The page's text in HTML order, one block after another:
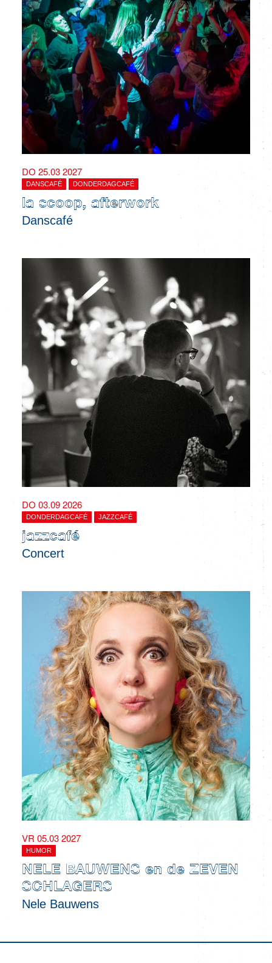
DO 25.03 2027
DANSCAFÉ DONDERDAGCAFÉ
la scoop, afterwork
Danscafé
DO 03.09 2026
DONDERDAGCAFÉ JAZZCAFÉ
jazzcafé
Concert
VR 05.03 2027
HUMOR
NELE BAUWENS en de ZEVEN
SCHLAGERS
Nele Bauwens